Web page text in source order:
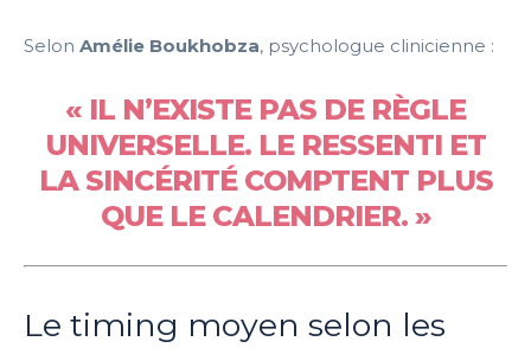
Selon Amélie Boukhobza, psychologue clinicienne :
« IL N’EXISTE PAS DE RÈGLE
UNIVERSELLE. LE RESSENTI ET
LA SINCÉRITÉ COMPTENT PLUS
QUE LE CALENDRIER. »
Le timing moyen selon les